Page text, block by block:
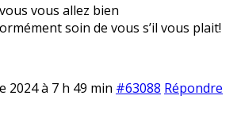
vous allez bien
soin de vous s’il vous plait!
2024 à 7 h 49 min #63088 Répondre